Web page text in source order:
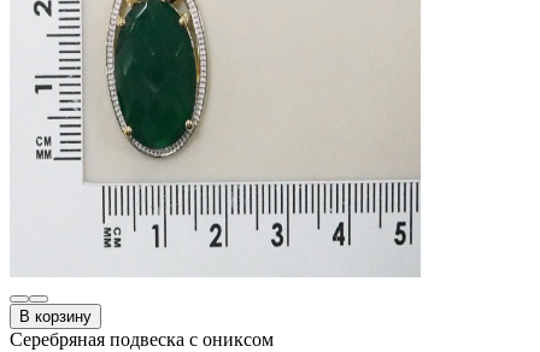
В корзину
Серебряная подвеска с ониксом